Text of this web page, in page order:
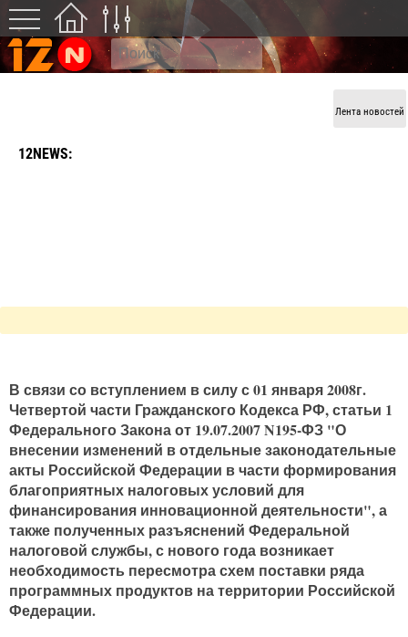
Лента новостей
12NEWS:
В связи со вступлением в силу с 01 января 2008г.
Четвертой части Гражданского Кодекса РФ, статьи 1
Федерального Закона от 19.07.2007 N195-ФЗ "О
внесении изменений в отдельные законодательные
акты Российской Федерации в части формирования
благоприятных налоговых условий для
финансирования инновационной деятельности", а
также полученных разъяснений Федеральной
налоговой службы, с нового года возникает
необходимость пересмотра схем поставки ряда
программных продуктов на территории Российской
Федерации.